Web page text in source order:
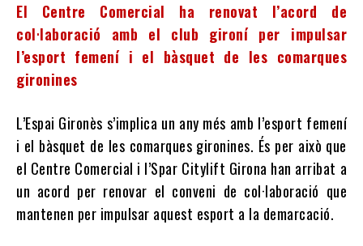
El Centre Comercial ha renovat l’acord de
col·laboració amb el club gironí per impulsar
l’esport femení i el bàsquet de les comarques
gironines
L’Espai Gironès s’implica un any més amb l’esport femení
i el bàsquet de les comarques gironines. És per això que
el Centre Comercial i l’Spar Citylift Girona han arribat a
un acord per renovar el conveni de col·laboració que
mantenen per impulsar aquest esport a la demarcació.